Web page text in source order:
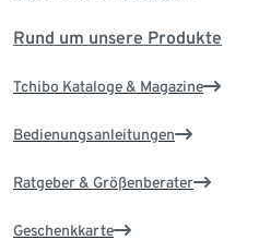
Rund um unsere Produkte
Tchibo Kataloge & Magazine
Bedienungsanleitungen
Ratgeber & Größenberater
Geschenkkarte